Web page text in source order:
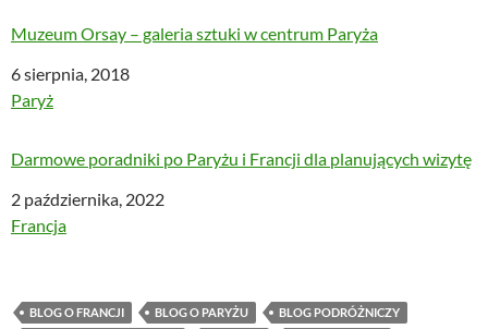
Muzeum Orsay – galeria sztuki w centrum Paryża
Data
6 sierpnia, 2018
W odniesieniu do
Paryż
Darmowe poradniki po Paryżu i Francji dla planujących wizytę
Data
2 października, 2022
W odniesieniu do
Francja
BLOG O FRANCJI BLOG O PARYŻU
BLOG PODRÓŻNICZY